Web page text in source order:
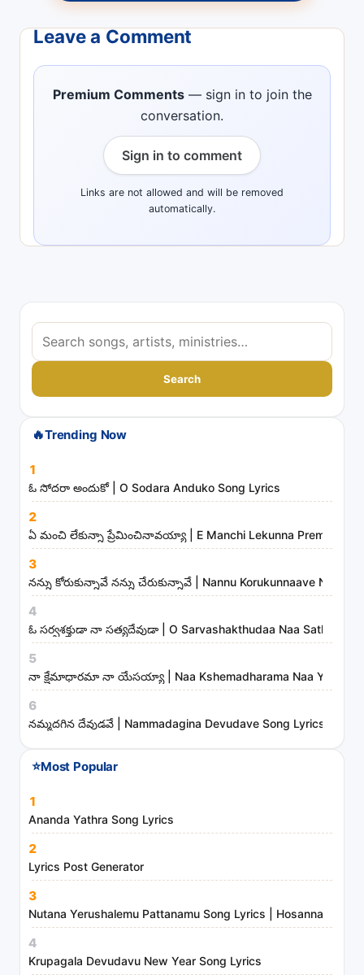
Leave a Comment
Premium Comments— sign in to join the
conversation.
Sign in to comment
Links are not allowed and will be removed
automatically.
S
e
a
r
h
o
n
g
s
,
a
r
t
i
t
s
a
d
m
i
n
s
t
r
i
e
Search
🔥Trending Now
1
ఓ సోదరా అందుకో | O Sodara Anduko Song Lyrics
2
ఏ మంచి లేకున్నా ప్రేమించినావయ్యా | E Manchi Lekunna
3
నన్ను కోరుకున్నావే నన్ను చేరుకున్నావే | Nannu Korukunnaave Nannu
4
ఓ సర్వశక్తుడా నా సత్యదేవుడా | O Sarvashakthudaa Naa
5
నా క్షేమాధారమా నా యేసయ్యా | Naa Kshemadharama Naa Yesayya
6
నమ్మదగిన దేవుడవే | Nammadagina Devudave Song Lyrics
⭐Most Popular
1
Ananda Yathra Song Lyrics
2
Lyrics Post Generator
3
Nutana Yerushalemu Pattanamu Song Lyrics | Hosanna
4
Krupagala Devudavu New Year Song Lyrics